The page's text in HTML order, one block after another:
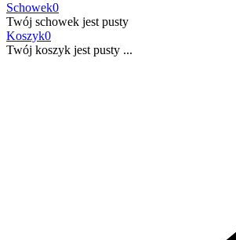
Schowek0
Twój schowek jest pusty
Koszyk0
Twój koszyk jest pusty ...